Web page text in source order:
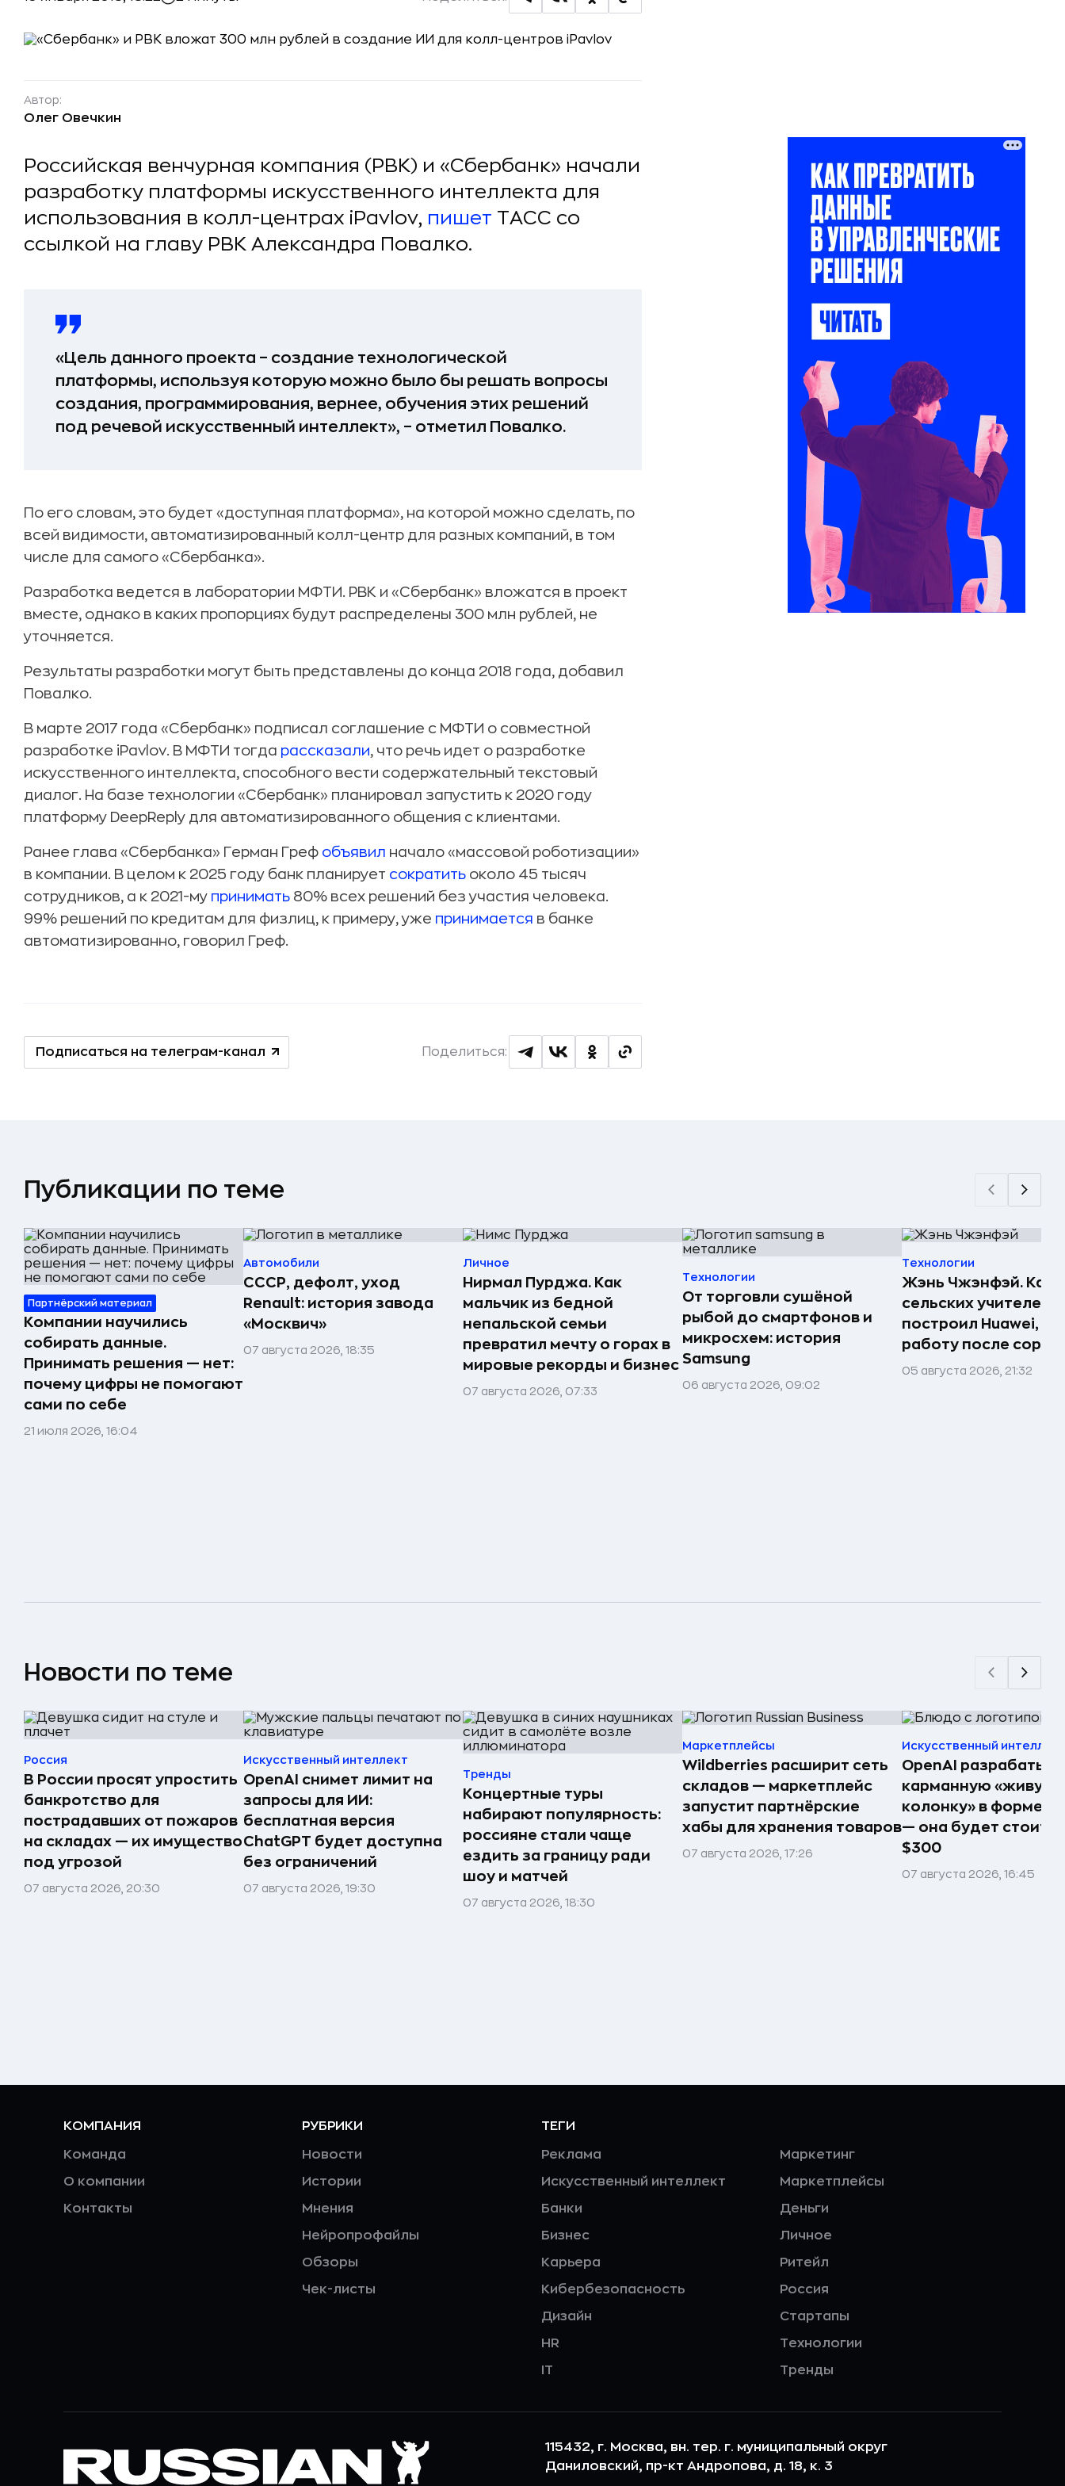
Автор:
Олег Овечкин
Российская венчурная компания (РВК) и «Сбербанк» начали
разработку платформы искусственного интеллекта для
использования в колл-центрах iPavlov, пишет ТАСС со
ссылкой на главу РВК Александра Повалко.
«Цель данного проекта – создание технологической
платформы, используя которую можно было бы решать вопросы
создания, программирования, вернее, обучения этих решений
под речевой искусственный интеллект», – отметил Повалко.
По его словам, это будет «доступная платформа», на которой можно сделать, по
всей видимости, автоматизированный колл-центр для разных компаний, в том
числе для самого «Сбербанка».
Разработка ведется в лаборатории МФТИ. РВК и «Сбербанк» вложатся в проект
вместе, однако в каких пропорциях будут распределены 300 млн рублей, не
уточняется.
Результаты разработки могут быть представлены до конца 2018 года, добавил
Повалко.
В марте 2017 года «Сбербанк» подписал соглашение с МФТИ о совместной
разработке iPavlov. В МФТИ тогда рассказали, что речь идет о разработке
искусственного интеллекта, способного вести содержательный текстовый
диалог. На базе технологии «Сбербанк» планировал запустить к 2020 году
платформу DeepReply для автоматизированного общения с клиентами.
Ранее глава «Сбербанка» Герман Греф объявил начало «массовой роботизации»
в компании. В целом к 2025 году банк планирует сократить около 45 тысяч
сотрудников, а к 2021-му принимать 80% всех решений без участия человека.
99% решений по кредитам для физлиц, к примеру, уже принимается в банке
автоматизированно, говорил Греф.
Подписаться на телеграм-канал Поделиться:
Публикации по теме
Партнёрский материал
Компании научились
собирать данные.
Принимать решения — нет:
почему цифры не помогают
сами по себе
21 июля 2026, 16:04
Автомобили
СССР, дефолт, уход
Renault: история завода
«Москвич»
07 августа 2026, 18:35
Личное
Нирмал Пурджа. Как
мальчик из бедной
непальской семьи
превратил мечту о горах в
мировые рекорды и бизнес
07 августа 2026, 07:33
Технологии
От торговли сушёной
рыбой до смартфонов и
микросхем: история
Samsung
06 августа 2026, 09:02
Технологии
Жэнь Чжэнфэй. Как
сельских учителей
построил Huawei,
работу после
05 августа 2026, 21:32
Новости по теме
Россия
В России просят упростить
банкротство для
пострадавших от пожаров
на складах — их имущество
под угрозой
07 августа 2026, 20:30
Искусственный интеллект
OpenAI снимет лимит на
запросы для ИИ:
бесплатная версия
ChatGPT будет доступна
без ограничений
07 августа 2026, 19:30
Тренды
Концертные туры
набирают популярность:
россияне стали чаще
ездить за границу ради
шоу и матчей
07 августа 2026, 18:30
Маркетплейсы
Wildberries расширит сеть
складов — маркетплейс
запустит партнёрские
хабы для хранения товаров
07 августа 2026, 17:26
Искусственный
OpenAI
карманную «живую
колонку» в форме
— она будет стоить
$300
07 августа 2026, 16:45
КОМПАНИЯ
Команда
О компании
Контакты
РУБРИКИ
Новости
Истории
Мнения
Нейропрофайлы
Обзоры
Чек-листы
ТЕГИ
Реклама
Искусственный интеллект
Банки
Бизнес
Карьера
Кибербезопасность
Дизайн
HR
IT
Маркетинг
Маркетплейсы
Деньги
Личное
Ритейл
Россия
Стартапы
Технологии
Тренды
115432, г. Москва, вн. тер. г. муниципальный округ
Даниловский, пр-кт Андропова, д. 18, к. 3